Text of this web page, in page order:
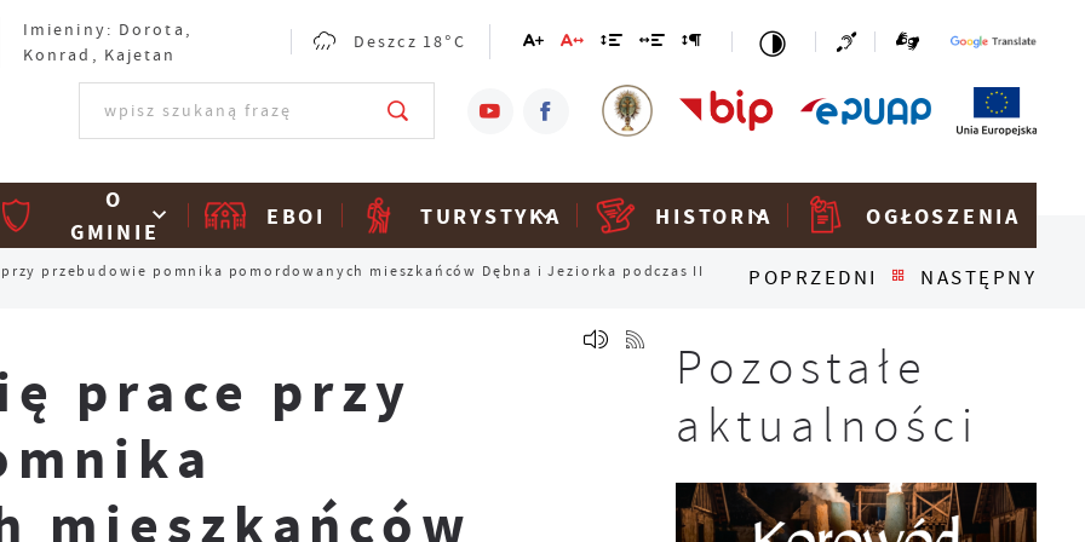
Imieniny: Dorota,
Konrad, Kajetan
Deszcz 18°C
O
GMINIE
EBOI TURYSTYKA HISTORIA OGŁOSZENIA
przebudowie pomnika pomordowanych mieszkańców Dębna i Jeziorka podczas II POPRZEDNI NASTĘPNY
prace przy
mieszkańców
Pozostałe
aktualności